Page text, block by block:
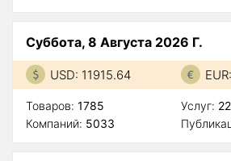
Суббота, 8 Августа 2026 Г.
USD: 11915.64
Товаров: 1785
Компаний: 5033
Услуг: 22